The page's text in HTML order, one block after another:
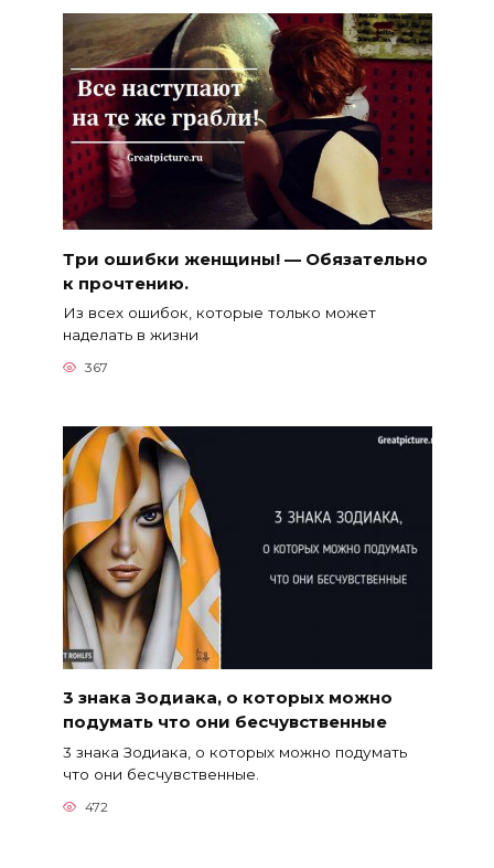
Три ошибки женщины! — Обязательно
к прочтению.
Из всех ошибок, которые только может
наделать в жизни
367
3 знака Зодиака, о которых можно
подумать что они бесчувственные
3 знака Зодиака, о которых можно подумать
что они бесчувственные.
472